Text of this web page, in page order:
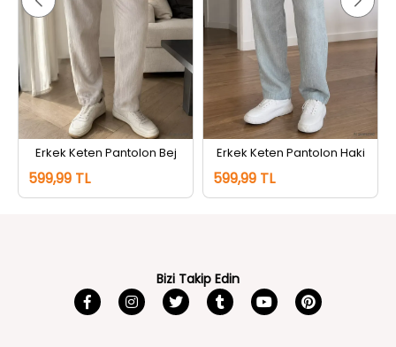
Erkek Keten Pantolon Bej
599,99 TL
Erkek Keten Pantolon Haki
599,99 TL
Bizi Takip Edin